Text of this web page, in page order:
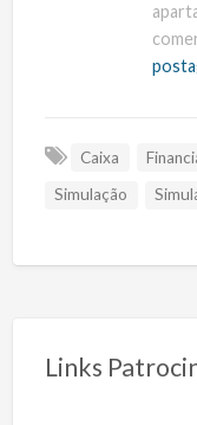
Caixa
Simulação
Links